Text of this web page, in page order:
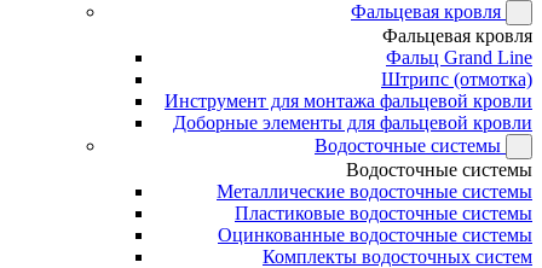
Фальцевая кровля
Фальцевая кровля
Фальц Grand Line
Штрипс (отмотка)
Инструмент для монтажа фальцевой кровли
Доборные элементы для фальцевой кровли
Водосточные системы
Водосточные системы
Металлические водосточные системы
Пластиковые водосточные системы
Оцинкованные водосточные системы
Комплекты водосточных систем